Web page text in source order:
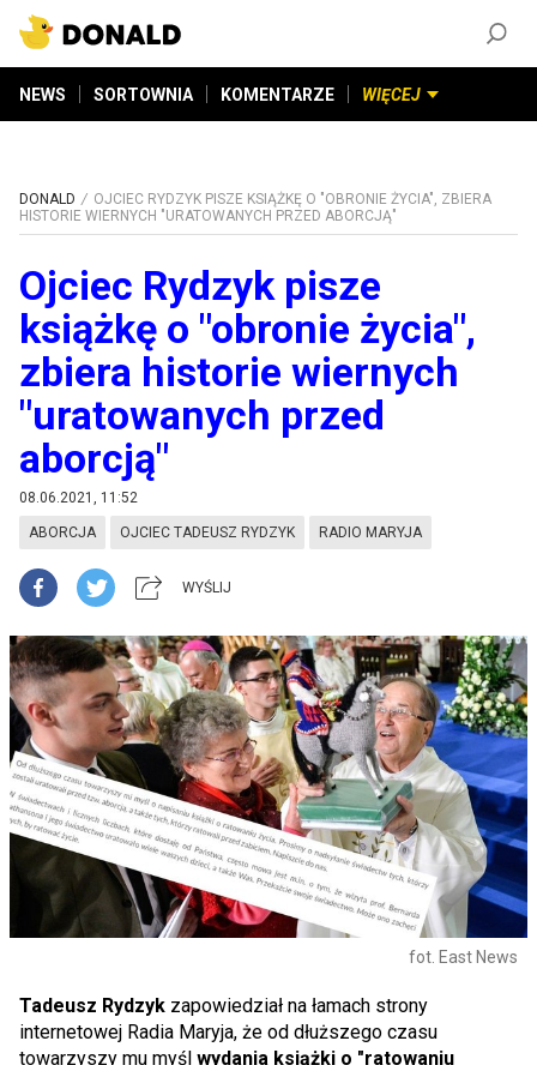
NEWS SORTOWNIA KOMENTARZE WIĘCEJ
DONALD
OJCIEC RYDZYK PISZE KSIĄŻKĘ O "OBRONIE ŻYCIA", ZBIERA
HISTORIE WIERNYCH "URATOWANYCH PRZED ABORCJĄ"
Ojciec Rydzyk pisze
książkę o "obronie życia",
zbiera historie wiernych
"uratowanych przed
aborcją"
08.06.2021, 11:52
ABORCJA OJCIEC TADEUSZ RYDZYK RADIO MARYJA
WYŚLIJ
fot. East News
Tadeusz Rydzyk zapowiedział na łamach strony
internetowej Radia Maryja, że od dłuższego czasu
towarzyszy mu myśl wydania książki o "ratowaniu